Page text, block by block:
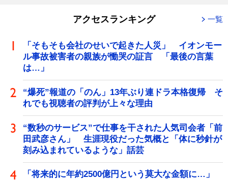
アクセスランキング 一覧
「そもそも会社のせいで起きた人災」 イオンモー
ル事故被害者の親族が慟哭の証言 「最後の言葉
は…」
“爆死”報道の「のん」13年ぶり連ドラ本格復帰 そ
れでも視聴者の評判が上々な理由
“数秒のサービス”で仕事を干された人気司会者「前
田武彦さん」 生涯現役だった気概と「体に秒針が
刻み込まれているような」話芸
「将来的に年約2500億円という莫大な金額に…」